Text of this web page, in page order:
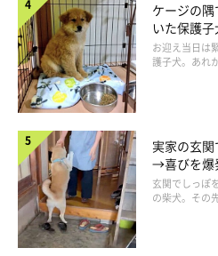
ケージの
いた保護
服し頼も
お迎え当日は
護子犬。あれ
実家の玄
→喜びを爆
にほっこり
玄関でしっぽ
の柴犬。その